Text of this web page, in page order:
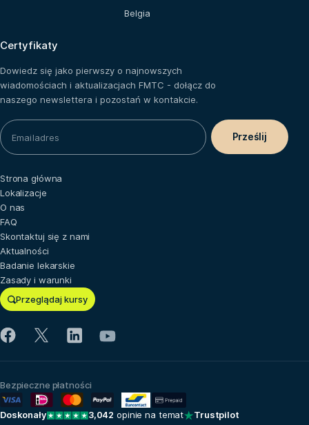
Belgia
Certyfikaty
Dowiedz się jako pierwszy o najnowszych
wiadomościach i aktualizacjach FMTC - dołącz do
naszego newslettera i pozostań w kontakcie.
Przeglądaj kursy
Strona główna
Lokalizacje
O nas
FAQ
Skontaktuj się z nami
Aktualności
Badanie lekarskie
Zasady i warunki
Bezpieczne płatności
Doskonały 3,042 opinie na temat Trustpilot